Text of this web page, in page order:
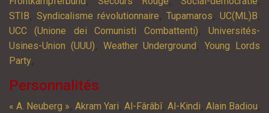
STIB, Syndicalisme révolutionnaire, Tupamaros, UC(ML)B,
UCC (Unione dei Comunisti Combattenti),Universités-
Usines-Union (UUU), Weather Underground ,Young Lords
Party,
Personnalités
« A. Neuberg », Akram Yari, Al-Fârâbî, Al-Kindi, Alain Badiou,